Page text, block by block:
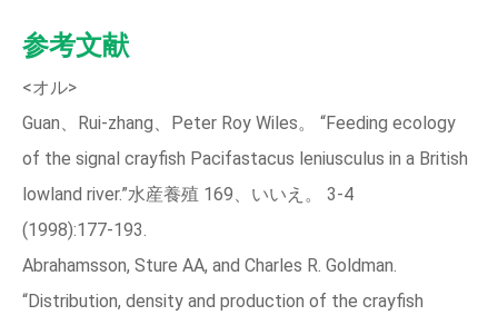
参考文献
<オル>
Guan、Rui‑zhang、Peter Roy Wiles。 “Feeding ecology
of the signal crayfish Pacifastacus leniusculus in a British
lowland river.”水産養殖 169、いいえ。 3‑4
(1998):177‑193.
Abrahamsson, Sture AA, and Charles R. Goldman.
“Distribution, density and production of the crayfish